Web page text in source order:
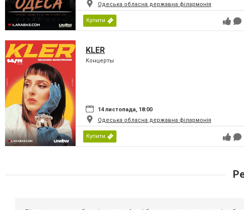
Одеська обласна державна філармонія
Купити
KLER
Концерты
14 листопада, 18:00
Одеська обласна державна філармонія
Купити